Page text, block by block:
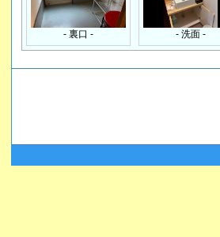
- 裏口 - - 洗面 -